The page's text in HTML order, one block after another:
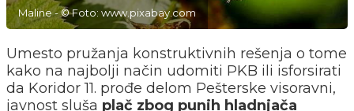
Maline - © Foto: www.pixabay.com
Umesto pružanja konstruktivnih rešenja o tome
kako na najbolji način udomiti PKB ili isforsirati
da Koridor 11. prođe delom Pešterske visoravni,
javnost sluša plač zbog punih hladnjača